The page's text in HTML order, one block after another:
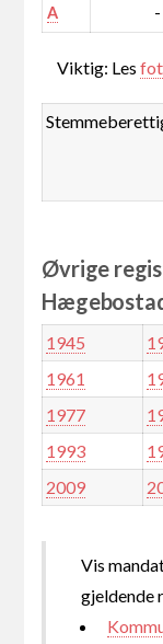
A -
Viktig: Les
Øvrige
1945
1961
1977
1993
2009
Vis
gjeldende